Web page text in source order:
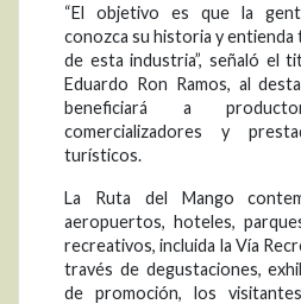
“El objetivo es que la
conozca su historia y
de esta industria”, señaló el
Eduardo Ron Ramos, al
beneficiará a
comercializadores y
turísticos.
La Ruta del Mango
aeropuertos, hoteles,
recreativos, incluida la Vía
través de degustaciones,
de promoción, los